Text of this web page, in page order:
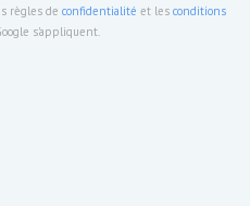
règles de confidentialité et les conditions
s'appliquent.